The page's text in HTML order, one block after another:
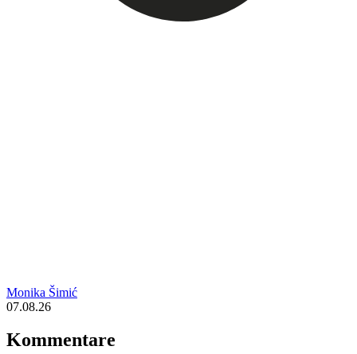
Monika Šimić
07.08.26
Kommentare